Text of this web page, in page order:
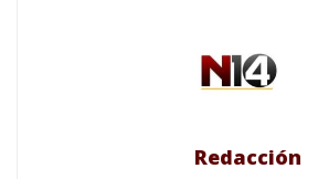
Redacción